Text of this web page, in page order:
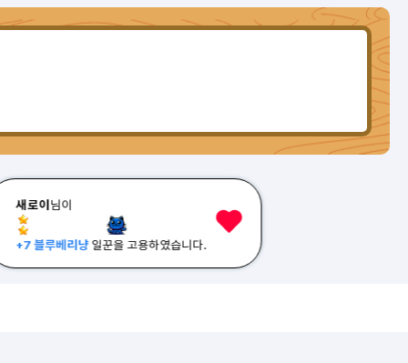
새로이님이
+7 블루베리냥일꾼을 고용하였습니다.